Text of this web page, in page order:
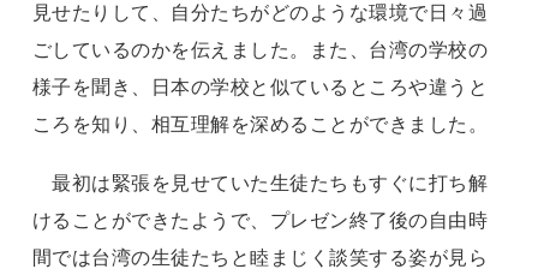
見せたりして、自分たちがどのような環境で日々過
ごしているのかを伝えました。また、台湾の学校の
様子を聞き、日本の学校と似ているところや違うと
ころを知り、相互理解を深めることができました。
最初は緊張を見せていた生徒たちもすぐに打ち解
けることができたようで、プレゼン終了後の自由時
間では台湾の生徒たちと睦まじく談笑する姿が見ら